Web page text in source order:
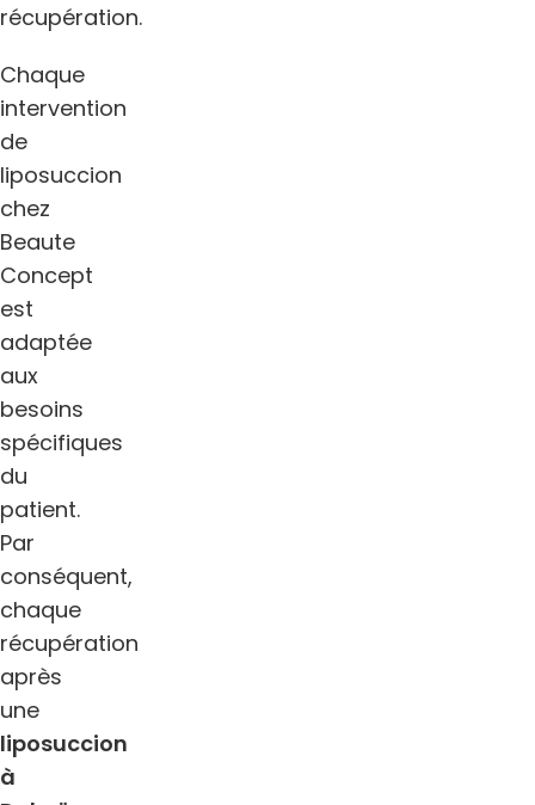
récupération.
Chaque
intervention
de
liposuccion
chez
Beaute
Concept
est
adaptée
aux
besoins
spécifiques
du
patient.
Par
conséquent,
chaque
récupération
après
une
liposuccion
à